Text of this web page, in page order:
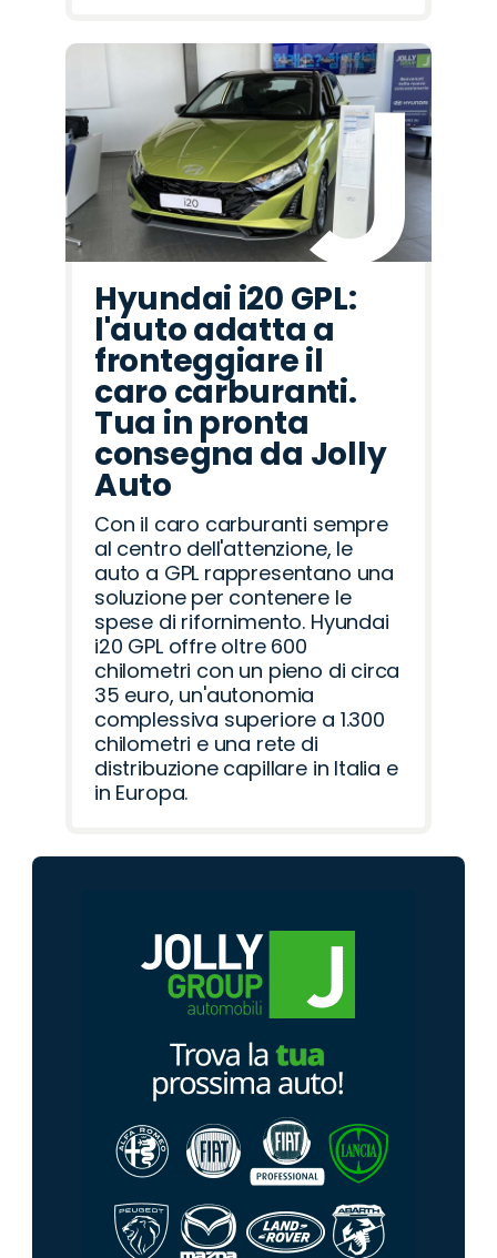
Hyundai i20 GPL:
l'auto adatta a
fronteggiare il
caro carburanti.
Tua in pronta
consegna da Jolly
Auto
Con il caro carburanti sempre
al centro dell'attenzione, le
auto a GPL rappresentano una
soluzione per contenere le
spese di rifornimento. Hyundai
i20 GPL offre oltre 600
chilometri con un pieno di circa
35 euro, un'autonomia
complessiva superiore a 1.300
chilometri e una rete di
distribuzione capillare in Italia e
in Europa.